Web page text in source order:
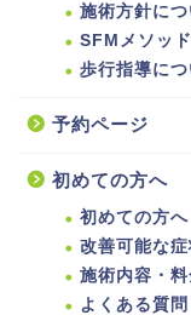
施術方針につ
SFMメソッ
歩行指導につ
予約ページ
初めての方へ
初めての方へ
改善可能な
施術内容・料
よくある質問